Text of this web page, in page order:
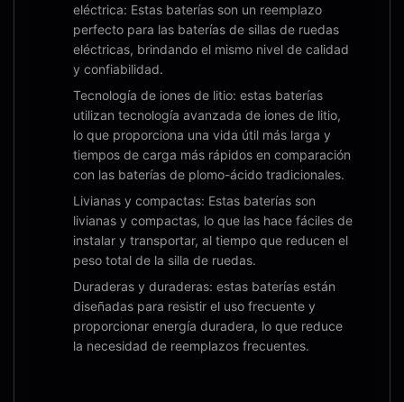
eléctrica: Estas baterías son un reemplazo
perfecto para las baterías de sillas de ruedas
eléctricas, brindando el mismo nivel de calidad
y confiabilidad.
Tecnología de iones de litio: estas baterías
utilizan tecnología avanzada de iones de litio,
lo que proporciona una vida útil más larga y
tiempos de carga más rápidos en comparación
con las baterías de plomo-ácido tradicionales.
Livianas y compactas: Estas baterías son
livianas y compactas, lo que las hace fáciles de
instalar y transportar, al tiempo que reducen el
peso total de la silla de ruedas.
Duraderas y duraderas: estas baterías están
diseñadas para resistir el uso frecuente y
proporcionar energía duradera, lo que reduce
la necesidad de reemplazos frecuentes.